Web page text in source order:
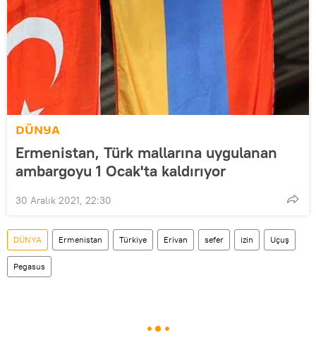
DÜNYA
Ermenistan, Türk mallarına uygulanan
ambargoyu 1 Ocak'ta kaldırıyor
30 Aralık 2021, 22:30
DÜNYA Ermenistan Türkiye Erivan sefer izin Uçuş
Pegasus